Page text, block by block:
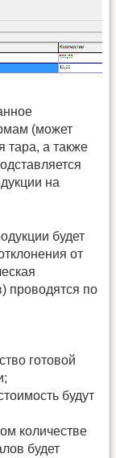
(может
тара, а также
на
будет
от
проводятся по
готовой
будут
количестве
будет